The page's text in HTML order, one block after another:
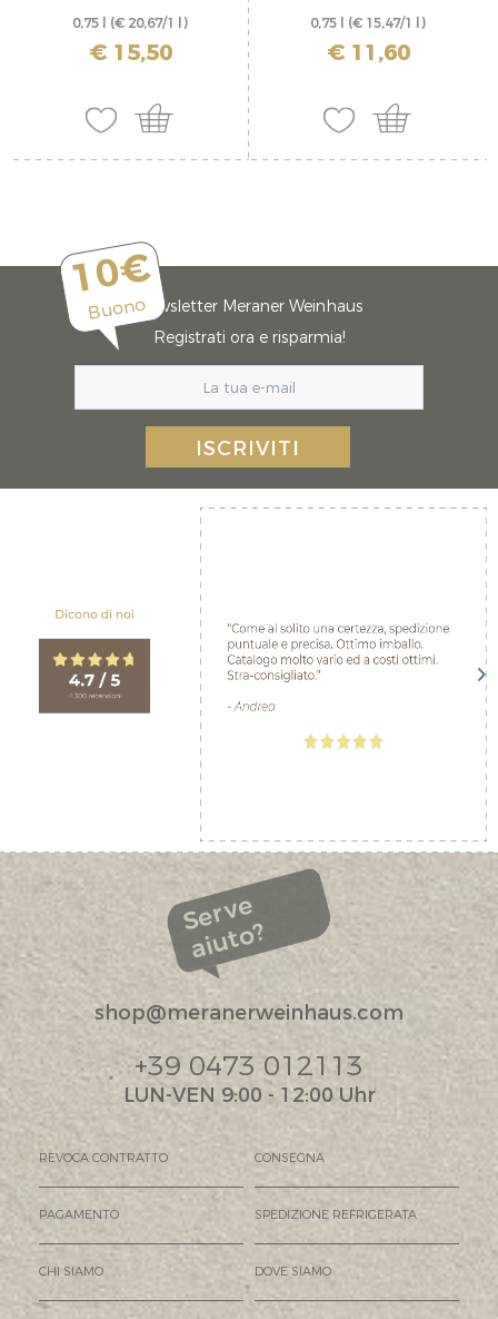
0,75 l (€ 20,67/1 l)
incl. IVA più costi di spedizione
€ 15,50
0,75 l (€ 15,47/1 l)
incl. IVA più costi di spedizione
€ 11,60
10€
BuonoNewsletter Meraner Weinhaus
Registrati ora e risparmia!
ISCRIVITI
Serve
aiuto?
shop@meranerweinhaus.com
+39 0473 012113
LUN-VEN 9:00 - 12:00 Uhr
REVOCA CONTRATTO CONSEGNA
PAGAMENTO SPEDIZIONE REFRIGERATA
CHI SIAMO DOVE SIAMO